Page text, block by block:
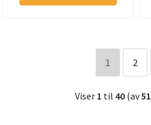
1 2
Viser 1 til 40 (av51